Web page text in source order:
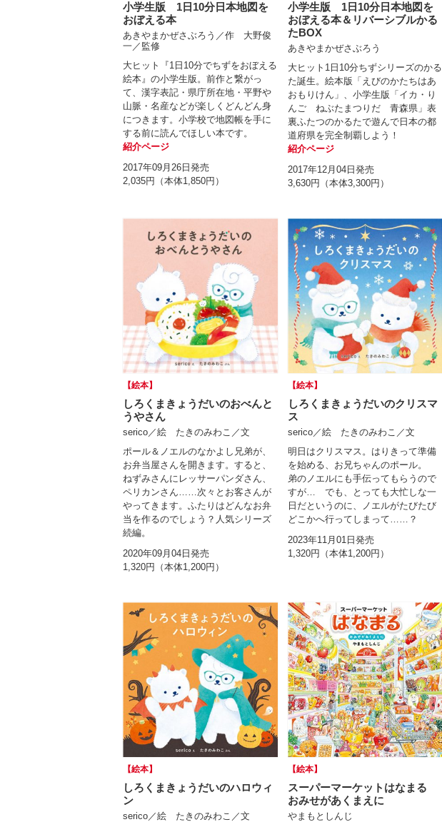
小学生版 1日10分日本地図を
おぼえる本
あきやまかぜさぶろう／作 大野俊
一／監修
大ヒット『1日10分でちずをおぼえる
絵本』の小学生版。前作と繋がっ
て、漢字表記・県庁所在地・平野や
山脈・名産などが楽しくどんどん身
につきます。小学校で地図帳を手に
する前に読んでほしい本です。
紹介ページ
2017年09月26日発売
2,035円（本体1,850円）
小学生版 1日10分日本地図を
おぼえる本＆リバーシブルかる
たBOX
あきやまかぜさぶろう
大ヒット1日10分ちずシリーズのかる
た誕生。絵本版「えびのかたちはあ
おもりけん」、小学生版「イカ・り
んご ねぶたまつりだ 青森県」表
裏ふたつのかるたで遊んで日本の都
道府県を完全制覇しよう！
紹介ページ
2017年12月04日発売
3,630円（本体3,300円）
【絵本】
しろくまきょうだいのおべんと
うやさん
serico／絵 たきのみわこ／文
ポール＆ノエルのなかよし兄弟が、
お弁当屋さんを開きます。すると、
ねずみさんにレッサーパンダさん、
ペリカンさん……次々とお客さんが
やってきます。ふたりはどんなお弁
当を作るのでしょう？人気シリーズ
続編。
2020年09月04日発売
1,320円（本体1,200円）
【絵本】
しろくまきょうだいのクリスマ
ス
serico／絵 たきのみわこ／文
明日はクリスマス。はりきって準備
を始める、お兄ちゃんのポール。
弟のノエルにも手伝ってもらうので
すが… でも、とっても大忙しな一
日だというのに、ノエルがたびたび
どこかへ行ってしまって……？
2023年11月01日発売
1,320円（本体1,200円）
【絵本】
しろくまきょうだいのハロウィ
ン
serico／絵 たきのみわこ／文
【絵本】
スーパーマーケットはなまる
おみせがあくまえに
やまもとしんじ